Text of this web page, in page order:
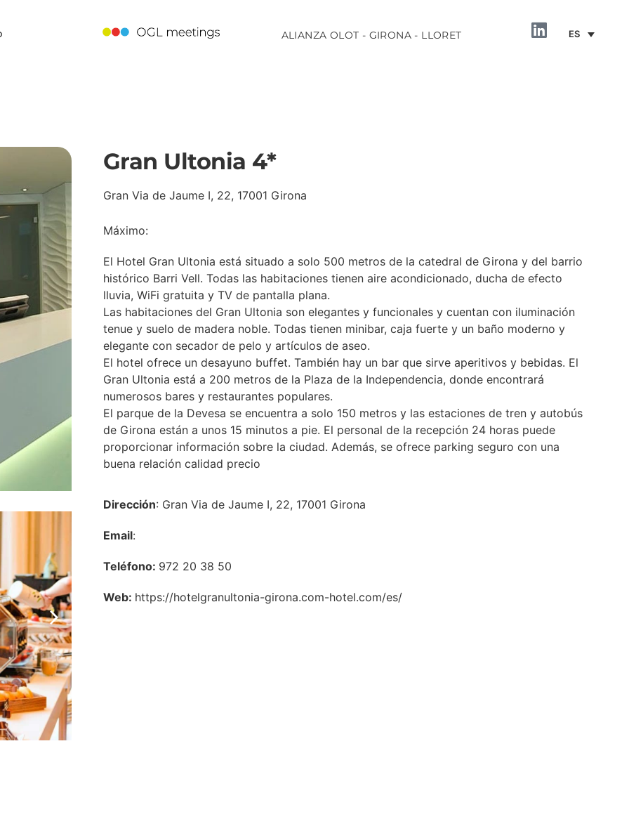
ALIANZA OLOT - GIRONA - LLORET ES
Gran Ultonia 4*
Gran Via de Jaume I, 22, 17001 Girona
Máximo:
El Hotel Gran Ultonia está situado a solo 500 metros de la catedral de Girona y del barrio
histórico Barri Vell. Todas las habitaciones tienen aire acondicionado, ducha de efecto
lluvia, WiFi gratuita y TV de pantalla plana.
Las habitaciones del Gran Ultonia son elegantes y funcionales y cuentan con iluminación
tenue y suelo de madera noble. Todas tienen minibar, caja fuerte y un baño moderno y
elegante con secador de pelo y artículos de aseo.
El hotel ofrece un desayuno buffet. También hay un bar que sirve aperitivos y bebidas. El
Gran Ultonia está a 200 metros de la Plaza de la Independencia, donde encontrará
numerosos bares y restaurantes populares.
El parque de la Devesa se encuentra a solo 150 metros y las estaciones de tren y autobús
de Girona están a unos 15 minutos a pie. El personal de la recepción 24 horas puede
proporcionar información sobre la ciudad. Además, se ofrece parking seguro con una
buena relación calidad precio
Dirección: Gran Via de Jaume I, 22, 17001 Girona
Email:
Teléfono: 972 20 38 50
Web: https://hotelgranultonia-girona.com-hotel.com/es/